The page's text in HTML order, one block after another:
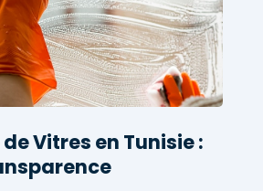
Vitres en Tunisie :